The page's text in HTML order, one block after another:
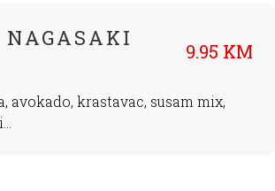
9.95 KM
avokado, krastavac, susam mix,